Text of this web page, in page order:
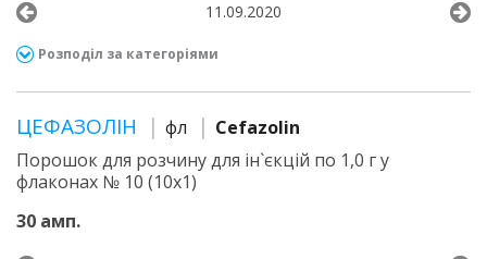
11.09.2020
Розподіл за категоріями
ЦЕФАЗОЛІН фл
Cefazolin
Порошок для розчину для ін`єкцій по 1,0 г у
флаконах № 10 (10х1)
30 амп.